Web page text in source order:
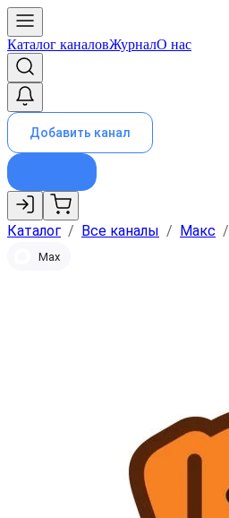
Каталог каналовЖурналО нас
Добавить канал
Каталог / Все каналы / Макс /
Max